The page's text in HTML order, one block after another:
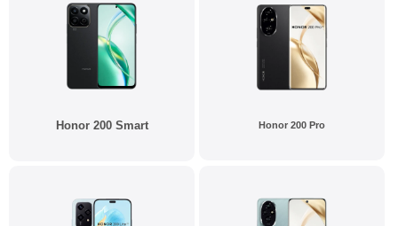
Honor 200 Smart Honor 200 Pro